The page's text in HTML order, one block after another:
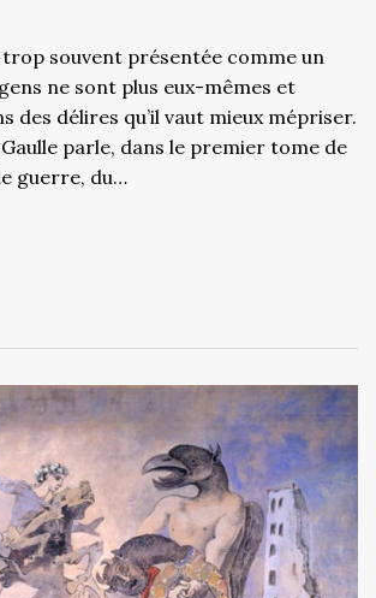
trop souvent présentée comme un
ne sont plus eux-mêmes et
des délires qu’il vaut mieux mépriser.
parle, dans le premier tome de
guerre, du…